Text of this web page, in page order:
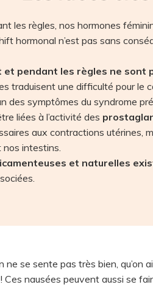
les règles, nos hormones
hormonal n’est pas sans
et pendant les règles ne sont
traduisent une difficulté pour le
des symptômes du syndrome
liées à l’activité des
aux contractions utérines,
intestins.
et naturelles
ne se sente pas très bien, qu’on
Ces nausées peuvent aussi se